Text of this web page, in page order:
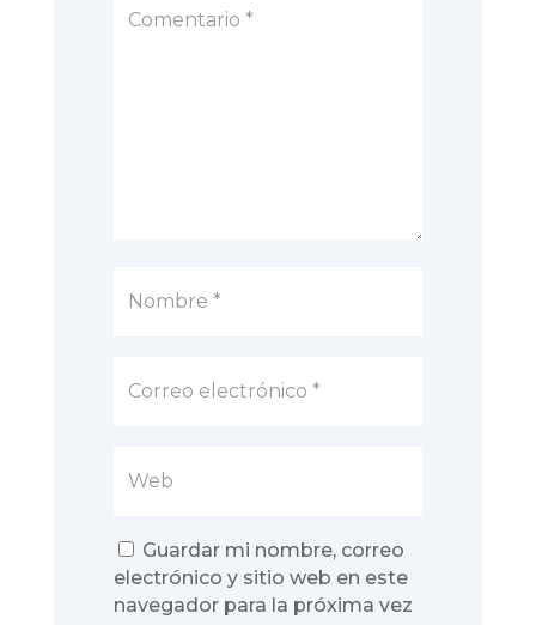
Guardar mi nombre, correo
electrónico y sitio web en este
navegador para la próxima vez